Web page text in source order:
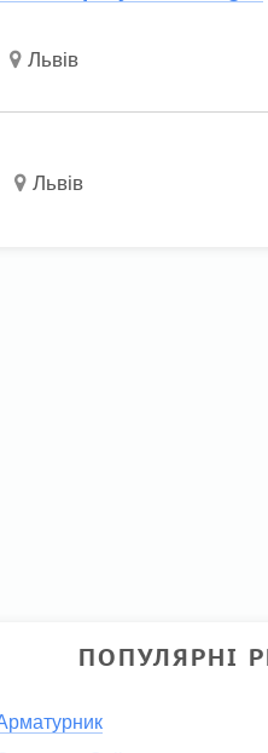
Львів
Львів
ПОПУЛЯРНІ